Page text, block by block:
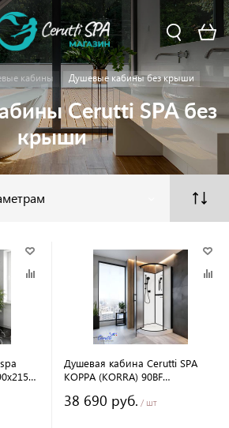
кабины Душевые кабины без крыши
Cerutti SPA без
крыши
Душевая кабина Cerutti SPA
КОРРА (KORRA) 90BF
крыши, матовое стекло,
38 690 руб. / шт